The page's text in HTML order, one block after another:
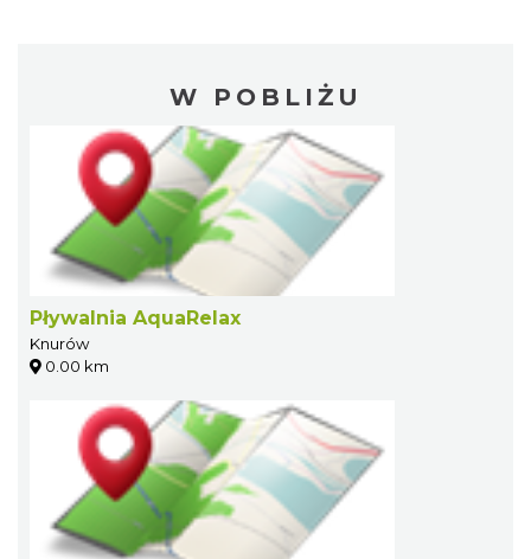
W POBLIŻU
Pływalnia AquaRelax
Knurów
0.00 km